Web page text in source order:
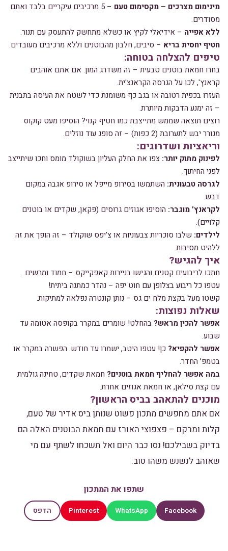
מינימום מצרכים – מקסימום טעם
– 5 מרכיבים עיקריים בלבד ואתם
מסודרים.
ללא אפייה – אידיאלי לקיץ או כשלא מתחשק להתעסק עם תנור.
חטיף יחסית בריא – סיבים, חלבון מהבוטנים וללא מרכיבים מעובדים.
טיפים להצלחה בטוחה:
בחרו חמאת בוטנים טבעית – זה משדרג המון. אם אתם אוהבים
קראנץ', לכו על הגרסה הקראנצ'ית.
העזרו בכפית רטובה או בגב כף משומנת כדי לשטח את העיסה בתבנית
– זה ימנע הדבקות מיותרת.
רוצים תוצאה שממש מתייצבת כמו חטיף קנוי? הוסיפו מעט קוקוס
מגורר יבש לתערובת (2 כפות) – זה סופג עוד נוזלים.
וריאציות ושדרוגים:
לפינוק מתוק יותר: צפו את החלק העליון בשוקולד מומס וחכו שיתייצב
לפני החיתוך.
לגרסה טבעונית: השתמשו בסירופ מייפל או סירופ אגבה במקום
דבש.
לקראנץ’ מוגבר: הוסיפו אגוזים גרוסים (פקאן, שקדים או בוטנים
קלויים).
לילדים: שלבו סוכריות צבעוניות או צ’יפס שוקולד – זה הופך את זה
ללהיט מסיבות.
איך להגיש?
חתכו לריבועים קטנים והגישו בניירות קאפקייקס – חמוד ומרשים.
עטפו כל ריבוע בצלופן עם חוט יפה – נהדר כמתנה ביתית!
קשטו מעל בקצת מלח ים גס – נותן קונטרה נפלאה למתיקות.
שאלות נפוצות:
אפשר להכין מראש? בהחלט! שומרים במקרר בקופסה אטומה עד
שבוע.
אפשר להקפיא? כן! עטפו היטב, ישמרו עד חודש. הפשרה במקרר או
בטמפ’ החדר.
במה אפשר להחליף חמאת בוטנים? חמאת שקדים, טחינה גולמית
עם קצת סילאן, או חמאת אגוזים אחרת.
מוכנים להתאהב בביס הראשון?
אם אתם מחפשים מתכון פשוט שנותן ביס אדיר של טעם,
קלות ומרקם – פצפוצי האורז עם חמאת הבוטנים האלה הם
בדיוק בשבילכם! נסו כבר היום ואל תשכחו לשתף עם מי
שאוהב לנשנש משהו טוב.
שתפו את המתכון
Facebook
WhatsApp
Pinterest הדפס